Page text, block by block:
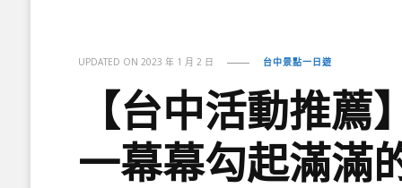
UPDATED ON 2023 年 1 月 2 日 台中景點一日遊
【台中活動推
一幕幕勾起滿滿